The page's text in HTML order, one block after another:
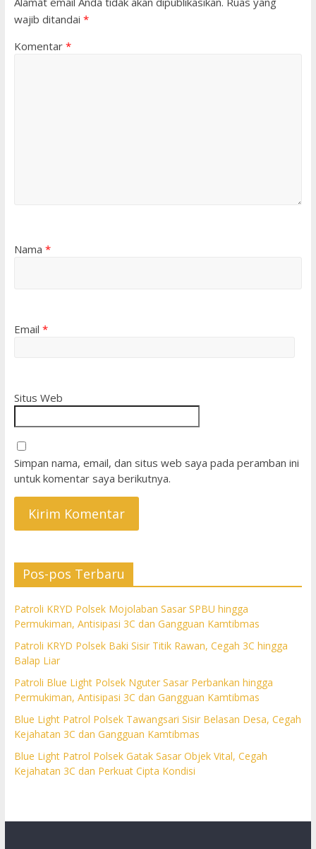
wajib ditandai *
Komentar *
Nama *
Email *
Situs Web
Simpan nama, email, dan situs web saya pada peramban ini
untuk komentar saya berikutnya.
Pos-pos Terbaru
Patroli KRYD Polsek Mojolaban Sasar SPBU hingga
Permukiman, Antisipasi 3C dan Gangguan Kamtibmas
Patroli KRYD Polsek Baki Sisir Titik Rawan, Cegah 3C hingga
Balap Liar
Patroli Blue Light Polsek Nguter Sasar Perbankan hingga
Permukiman, Antisipasi 3C dan Gangguan Kamtibmas
Blue Light Patrol Polsek Tawangsari Sisir Belasan Desa, Cegah
Kejahatan 3C dan Gangguan Kamtibmas
Blue Light Patrol Polsek Gatak Sasar Objek Vital, Cegah
Kejahatan 3C dan Perkuat Cipta Kondisi